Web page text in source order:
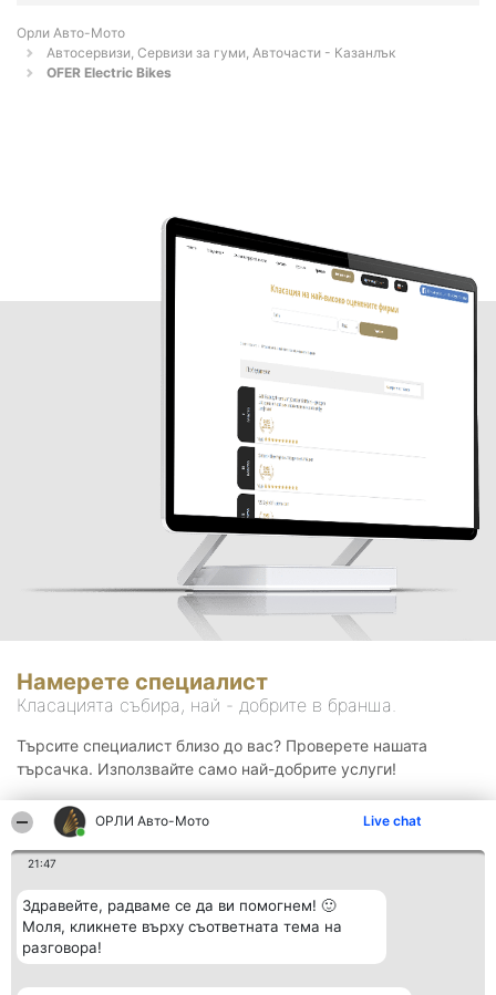
ОРЛИ Aвто-Mото Live chat
21:47
Здравейте, радваме се да ви помогнем! 🙂
Моля, кликнете върху съответната тема на
разговора!
Орли Aвто-Mото
Автосервизи, Сервизи за гуми, Авточасти - Казанлък
OFER Electric Bikes
Намерете специалист
Класацията събира, най - добрите в бранша.
Търсите специалист близо до вас? Проверете нашата
търсачка. Използвайте само най-добрите услуги!